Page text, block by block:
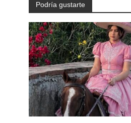
Podría gustarte